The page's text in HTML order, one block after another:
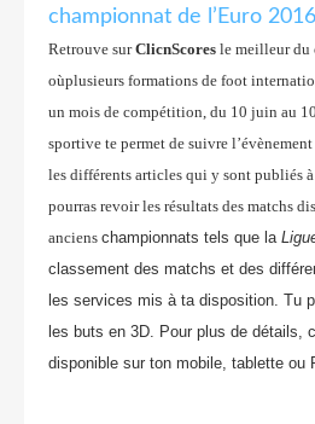
Retrouve surClicnScores le meilleur du
oùplusieurs formations de foot
un mois de compétition, du 10 juin au
sportive te permet de suivre l’évènement
les différents articles qui y sont publiés
pourras revoir les résultats des matchs
anciens championnats tels que la
classement des matchs et des
les services mis à ta disposition. Tu
les buts en 3D. Pour plus de détails,
disponible sur ton mobile, tablette ou